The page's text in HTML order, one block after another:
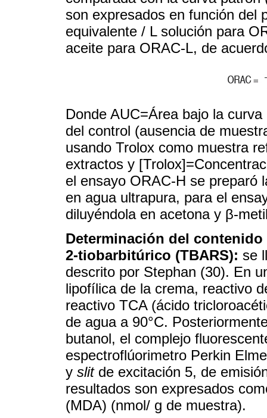
son expresados en función del
equivalente / L solución para
aceite para ORAC-L, de
Donde AUC=Área bajo la
del control (ausencia de
usando Trolox como muestra
extractos y
el ensayo ORAC-H se preparó
en agua ultrapura, para el
diluyéndola en acetona y β-
Determinación del
2-tiobarbitúrico (TBARS): se
descrito por Stephan (30). En
lipofílica de la crema, reactivo
reactivo TCA (ácido
de agua a 90°C.
butanol, el complejo
espectroflúorimetro Perkin
y slitde excitación 5, de
resultados son expresados
(MDA) (nmol/ g de muestra).